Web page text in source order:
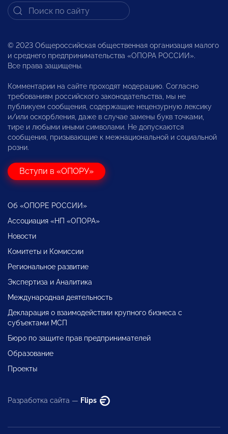
© 2023 Общероссийская общественная организация малого
и среднего предпринимательства «ОПОРА РОССИИ».
Все права защищены.
Комментарии на сайте проходят модерацию. Согласно
требованиям российского законодательства, мы не
публикуем сообщения, содержащие нецензурную лексику
и/или оскорбления, даже в случае замены букв точками,
тире и любыми иными символами. Не допускаются
сообщения, призывающие к межнациональной и социальной
розни.
Вступи в «ОПОРУ»
Об «ОПОРЕ РОССИИ»
Ассоциация «НП «ОПОРА»
Новости
Комитеты и Комиссии
Региональное развитие
Экспертиза и Аналитика
Международная деятельность
Декларация о взаимодействии крупного бизнеса с
субъектами МСП
Бюро по защите прав предпринимателей
Образование
Проекты
Разработка сайта — Flips